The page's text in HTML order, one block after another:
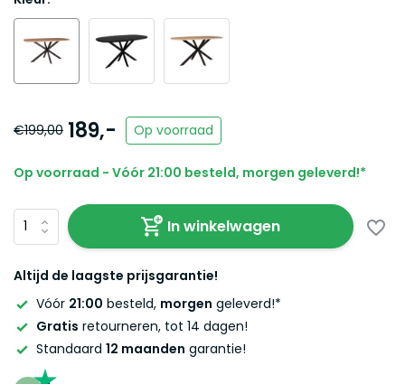
€199,00 189,- Op voorraad
Op voorraad - Vóór 21:00 besteld, morgen geleverd!*
In winkelwagen
Altijd de laagste prijsgarantie!
Vóór 21:00 besteld, morgen geleverd!*
Gratis retourneren, tot 14 dagen!
Standaard 12 maanden garantie!